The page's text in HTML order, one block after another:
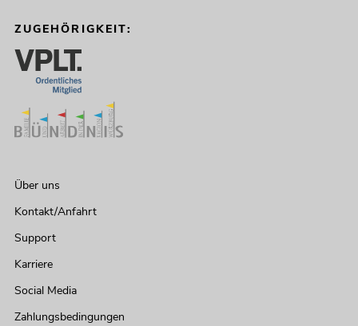
ZUGEHÖRIGKEIT:
Über uns
Kontakt/Anfahrt
Support
Karriere
Social Media
Zahlungsbedingungen